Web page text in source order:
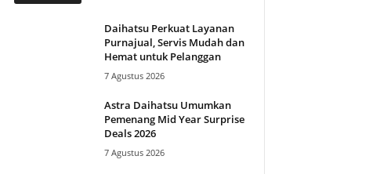
Daihatsu Perkuat Layanan
Purnajual, Servis Mudah dan
Hemat untuk Pelanggan
7 Agustus 2026
Astra Daihatsu Umumkan
Pemenang Mid Year Surprise
Deals 2026
7 Agustus 2026